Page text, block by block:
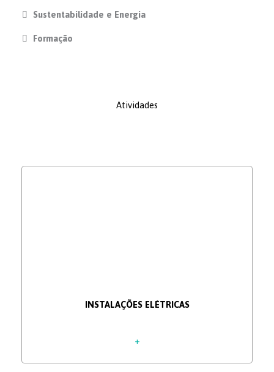
Sustentabilidade e Energia
Formação
Atividades
INSTALAÇÕES ELÉTRICAS
+